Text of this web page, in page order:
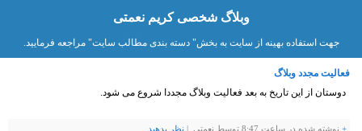
وبلاگ شخصی کریم نعمتی
جهت استفاده بهینه از سایت به بخش" دسته بندی مطالب سایت" مراجعه فرمایید.
فعالیت مجدد وبلاگ
دوستان از این تاریخ به بعد فعالیت وبلاگ مجددا شروع می شود.
+ نوشته شده در ساعت 8:47 توسط نعمتی | نظر بدهيد